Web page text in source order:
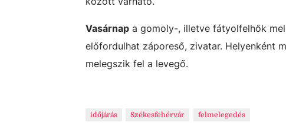
Vasárnap a gomoly-, illetve fátyolfelhők
előfordulhat záporeső, zivatar. Helyenként
melegszik fel a levegő.
időjárás Székesfehérvár felmelegedés